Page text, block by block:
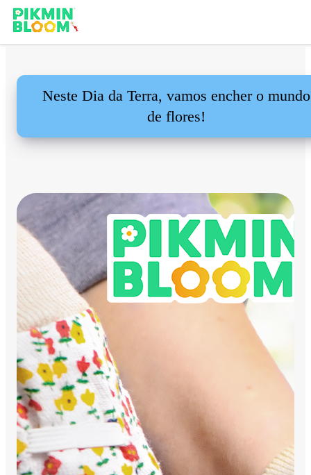
Neste Dia da Terra, vamos encher o mundo
de flores!